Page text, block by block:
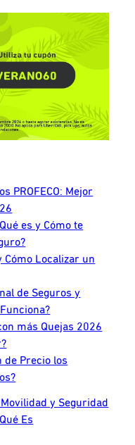
PROFECO: Mejor
es y Cómo te
Cómo Localizar un
de Seguros y
más Quejas 2026
de Precio los
y Seguridad
Es